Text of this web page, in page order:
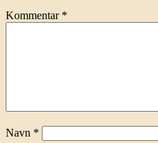
Kommentar *
Navn *